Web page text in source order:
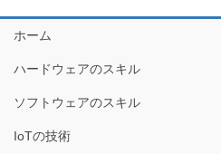
ホーム
ハードウェアのスキル
ソフトウェアのスキル
IoTの技術